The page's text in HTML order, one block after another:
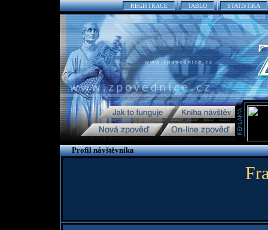
REGISTRACE TABLO STATISTIKA
Profil návštěvníka